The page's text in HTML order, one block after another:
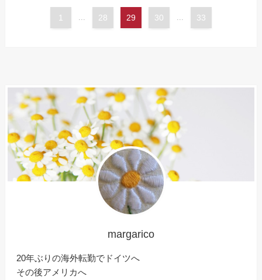
1 28 29 30 33
margarico
20年ぶりの海外転勤でドイツへ
その後アメリカへ